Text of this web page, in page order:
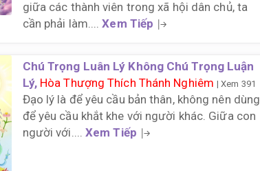
giữa các thành viên trong xã hội dân chủ, ta
cần phải làm....Xem Tiếp
Chú Trọng Luân Lý Không Chú Trọng Luận
Lý, Hòa Thượng Thích Thánh Nghiêm | Xem 391
Đạo lý là để yêu cầu bản thân, không nên dùng
để yêu cầu khắt khe với người khác. Giữa con
người với....Xem Tiếp